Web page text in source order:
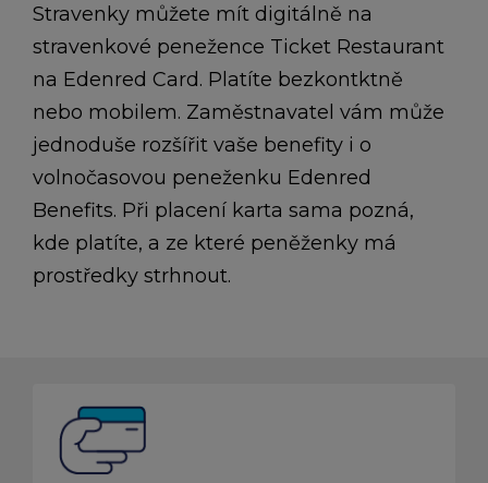
Stravenky můžete mít digitálně na
stravenkové penežence Ticket Restaurant
na Edenred Card. Platíte bezkontktně
nebo mobilem. Zaměstnavatel vám může
jednoduše rozšířit vaše benefity i o
volnočasovou peneženku Edenred
Benefits. Při placení karta sama pozná,
kde platíte, a ze které peněženky má
prostředky strhnout.